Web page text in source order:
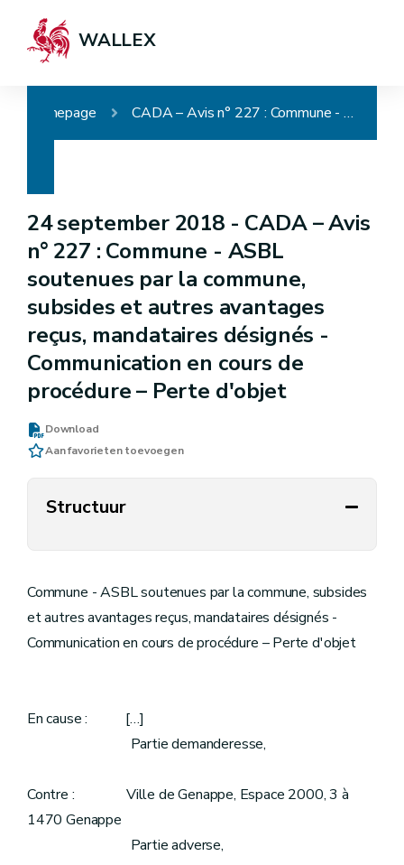
WALLEX
Homepage CADA – Avis n° 227 : Commune - ASBL soutenues par la commune, subsides et autres avantages reçus, mandataires désignés - Communication en cours de procédure – Perte d'objet
24 september 2018 - CADA – Avis
n° 227 : Commune - ASBL
soutenues par la commune,
subsides et autres avantages
reçus, mandataires désignés -
Communication en cours de
procédure – Perte d'objet
Download
Aan favorieten toevoegen
Structuur
Commune - ASBL soutenues par la commune, subsides
et autres avantages reçus, mandataires désignés -
Communication en cours de procédure – Perte d'objet
En cause : […]
Partie demanderesse,
Contre : Ville de Genappe, Espace 2000, 3 à
1470 Genappe
Partie adverse,